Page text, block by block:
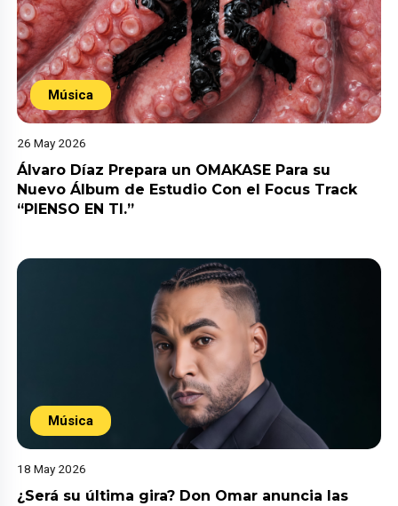
Música
26 May 2026
Álvaro Díaz Prepara un OMAKASE Para su
Nuevo Álbum de Estudio Con el Focus Track
“PIENSO EN TI.”
Música
18 May 2026
¿Será su última gira? Don Omar anuncia las